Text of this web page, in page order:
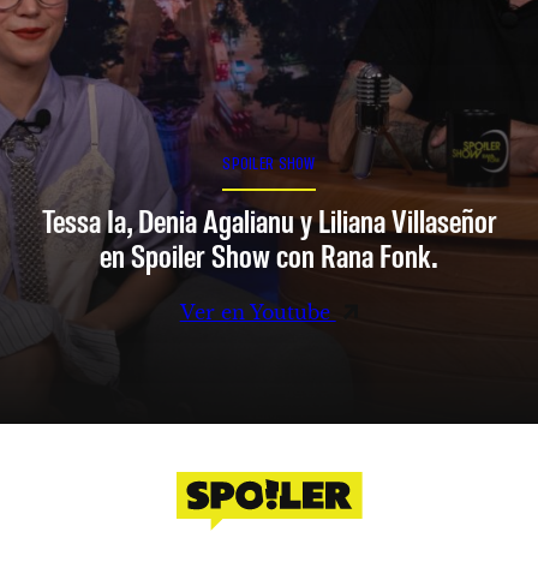
SPOILER SHOW
Tessa Ia, Denia Agalianu y Liliana Villaseñor
en Spoiler Show con Rana Fonk.
Ver en Youtube